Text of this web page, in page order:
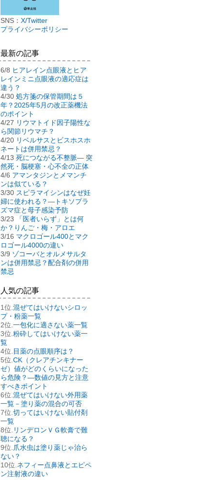
SNS： X/Twitter
プライバシーポリシー
最新の記事
6/8 ヒアレイン点眼液とヒア
レインミニ点眼液の適応症は
違う？
4/30 処方箋の保管期間は５
年？2025年5月の改正薬機法
のポイント
4/27 リウマトイド因子陽性な
ら関節リウマチ？
4/20 リベルサスとビスホスホ
ネートは併用禁忌？
4/13 死につながる不整脈― 突
然死・脳梗塞・心不全の正体
4/6 アマンタジンとメマンチ
ンは似ている？
3/30 スピラマイシンはなぜ妊
婦に使われる？―トキソプラ
ズマ症と母子感染予防
3/23
「医者いらず」とは何
か？りんご・梅・アロエ
3/16 マクロゴール400とマク
ロゴール4000の違い
3/9 ゾコーバとオルメサルタ
ンは併用禁忌？配合剤の併用
禁忌
人気の記事
混ぜてはいけないシロッ
プ・粉薬一覧
一包化に適さない薬一覧
粉砕してはいけない薬一
覧
目薬の点眼順序は？
CK（クレアチンキナー
ゼ）値がどのくらいになった
ら危険？―数値の見方と注意
すべきポイント
混ぜてはいけない外用薬
一覧－塗り薬の混合の可否
切ってはいけない貼付剤
一覧
リンデロンＶＧ軟膏で難
聴になる？
爪水虫は塗り薬じゃ治ら
ない？
ネフィー点鼻液とエピペ
ン注射液の違い